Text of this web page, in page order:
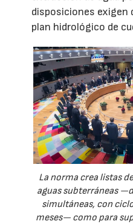
disposiciones exigen
plan hidrológico de
La norma crea listas
aguas subterráneas
simultáneas, con
meses— como para